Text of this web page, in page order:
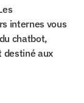
internes vous
chatbot,
destiné aux